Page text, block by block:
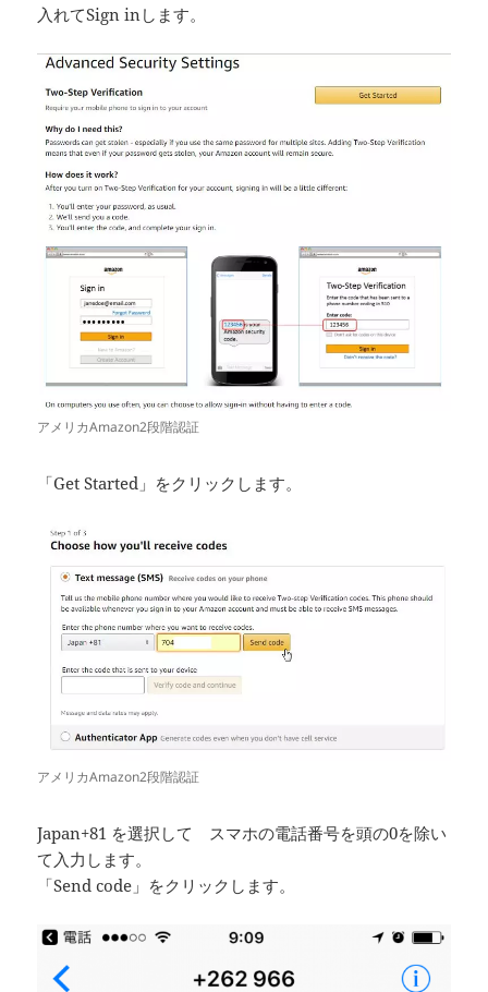
入れてSign inします。
アメリカAmazon2段階認証
「Get Started」をクリックします。
アメリカAmazon2段階認証
Japan+81 を選択して スマホの電話番号を頭の0を除い
て入力します。
「Send code」をクリックします。